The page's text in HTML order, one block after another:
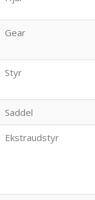
Gear
Styr
Saddel
Ekstraudstyr